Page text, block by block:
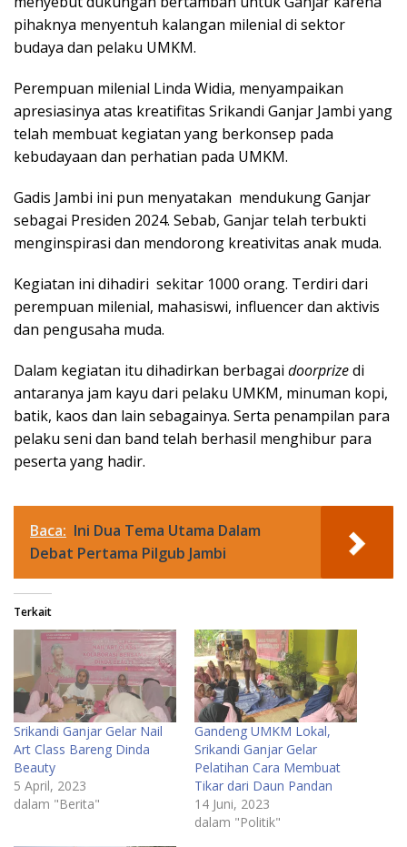
pihaknya menyentuh kalangan milenial di sektor
budaya dan pelaku UMKM.
Perempuan milenial Linda Widia, menyampaikan
apresiasinya atas kreatifitas Srikandi Ganjar Jambi yang
telah membuat kegiatan yang berkonsep pada
kebudayaan dan perhatian pada UMKM.
Gadis Jambi ini pun menyatakan mendukung Ganjar
sebagai Presiden 2024. Sebab, Ganjar telah terbukti
menginspirasi dan mendorong kreativitas anak muda.
Kegiatan ini dihadiri sekitar 1000 orang. Terdiri dari
perempuan milenial, mahasiswi, influencer dan aktivis
dan pengusaha muda.
Dalam kegiatan itu dihadirkan berbagai doorprizedi
antaranya jam kayu dari pelaku UMKM, minuman kopi,
batik, kaos dan lain sebagainya. Serta penampilan para
pelaku seni dan band telah berhasil menghibur para
peserta yang hadir.
Baca: Ini Dua Tema Utama Dalam
Debat Pertama Pilgub Jambi
Terkait
Srikandi Ganjar Gelar Nail
Art Class Bareng Dinda
Beauty
5 April, 2023
dalam "Berita"
Gandeng UMKM Lokal,
Srikandi Ganjar Gelar
Pelatihan Cara Membuat
Tikar dari Daun Pandan
14 Juni, 2023
dalam "Politik"